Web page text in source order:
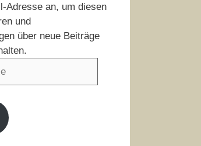
Adresse an, um diesen
und
über neue Beiträge